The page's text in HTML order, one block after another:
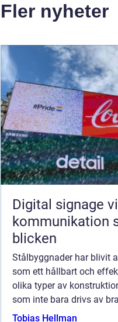
Fler nyheter
Digital signage visuell
kommunikation
blicken
Stålbyggnader har blivit
som ett hållbart och
olika typer av
som inte bara drivs av
och hallbyggare inom
Tobias Hellman